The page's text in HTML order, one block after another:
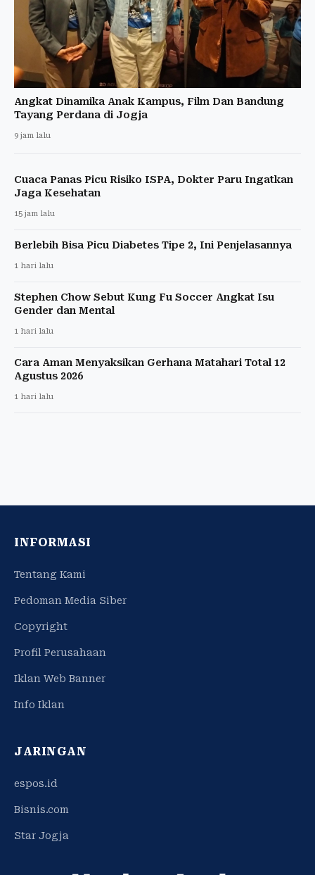
Angkat Dinamika Anak Kampus, Film Dan Bandung
Tayang Perdana di Jogja
9 jam lalu
Cuaca Panas Picu Risiko ISPA, Dokter Paru Ingatkan
Jaga Kesehatan
15 jam lalu
Berlebih Bisa Picu Diabetes Tipe 2, Ini Penjelasannya
1 hari lalu
Stephen Chow Sebut Kung Fu Soccer Angkat Isu
Gender dan Mental
1 hari lalu
Cara Aman Menyaksikan Gerhana Matahari Total 12
Agustus 2026
1 hari lalu
INFORMASI
Tentang Kami
Pedoman Media Siber
Copyright
Profil Perusahaan
Iklan Web Banner
Info Iklan
JARINGAN
espos.id
Bisnis.com
Star Jogja